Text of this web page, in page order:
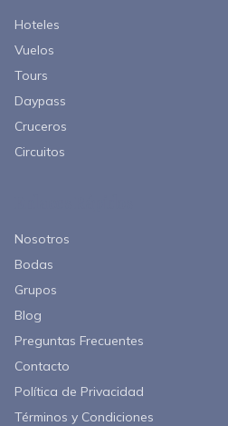
Hoteles
Vuelos
Tours
Daypass
Cruceros
Circuitos
Nosotros
Bodas
Grupos
Blog
Preguntas Frecuentes
Contacto
Política de Privacidad
Términos y Condiciones